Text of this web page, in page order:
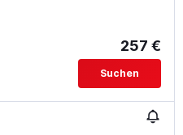
257 €
Suchen